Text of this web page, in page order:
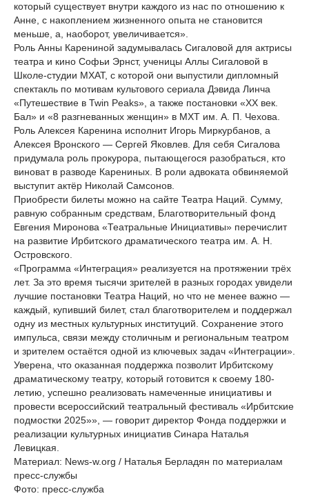
который существует внутри каждого из нас по отношению к
Анне, с накоплением жизненного опыта не становится
меньше, а, наоборот, увеличивается».
Роль Анны Карениной задумывалась Сигаловой для актрисы
театра и кино Софьи Эрнст, ученицы Аллы Сигаловой в
Школе-студии МХАТ, с которой они выпустили дипломный
спектакль по мотивам культового сериала Дэвида Линча
«Путешествие в Twin Peaks», а также постановки «XX век.
Бал» и «8 разгневанных женщин» в МХТ им. А. П. Чехова.
Роль Алексея Каренина исполнит Игорь Миркурбанов, а
Алексея Вронского — Сергей Яковлев. Для себя Сигалова
придумала роль прокурора, пытающегося разобраться, кто
виноват в разводе Карениных. В роли адвоката обвиняемой
выступит актёр Николай Самсонов.
Приобрести билеты можно на сайте Театра Наций. Сумму,
равную собранным средствам, Благотворительный фонд
Евгения Миронова «Театральные Инициативы» перечислит
на развитие Ирбитского драматического театра им. А. Н.
Островского.
«Программа «Интеграция» реализуется на протяжении трёх
лет. За это время тысячи зрителей в разных городах увидели
лучшие постановки Театра Наций, но что не менее важно —
каждый, купивший билет, стал благотворителем и поддержал
одну из местных культурных институций. Сохранение этого
импульса, связи между столичным и региональным театром
и зрителем остаётся одной из ключевых задач «Интеграции».
Уверена, что оказанная поддержка позволит Ирбитскому
драматическому театру, который готовится к своему 180-
летию, успешно реализовать намеченные инициативы и
провести всероссийский театральный фестиваль «Ирбитские
подмостки 2025»», — говорит директор Фонда поддержки и
реализации культурных инициатив Синара Наталья
Левицкая.
Материал: News-w.org / Наталья Берладян по материалам
пресс-службы
Фото: пресс-служба